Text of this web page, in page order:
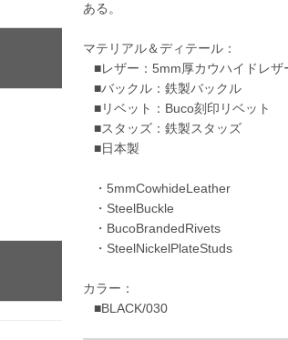
ある。
マテリアル＆ディテール：
■レザー：5mm厚カウハイドレザ
■バックル：鉄製バックル
■リベット：Buco刻印リベット
■スタッズ：鉄製スタッズ
■日本製
・5mmCowhideLeather
・SteelBuckle
・BucoBrandedRivets
・SteelNickelPlateStuds
カラー：
■BLACK/030